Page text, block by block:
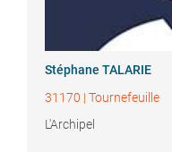
Stéphane TALARIE
31170 | Tournefeuille
L'Archipel